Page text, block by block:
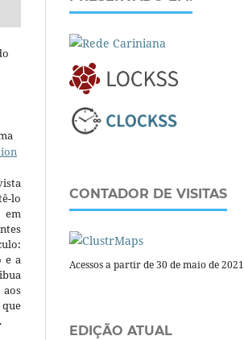
lo
em
e a
CONTADOR DE VISITAS
Acessos a partir de 30 de maio de 2021
EDIÇÃO ATUAL